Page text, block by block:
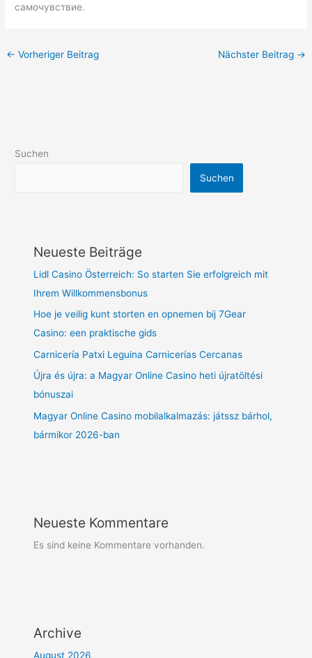
самочувствие.
← Vorheriger Beitrag Nächster Beitrag →
Suchen
Suchen
Neueste Beiträge
Lidl Casino Österreich: So starten Sie erfolgreich mit
Ihrem Willkommensbonus
Hoe je veilig kunt storten en opnemen bij 7Gear
Casino: een praktische gids
Carnicería Patxi Leguina Carnicerías Cercanas
Újra és újra: a Magyar Online Casino heti újratöltési
bónuszai
Magyar Online Casino mobilalkalmazás: játssz bárhol,
bármikor 2026-ban
Neueste Kommentare
Es sind keine Kommentare vorhanden.
Archive
August 2026